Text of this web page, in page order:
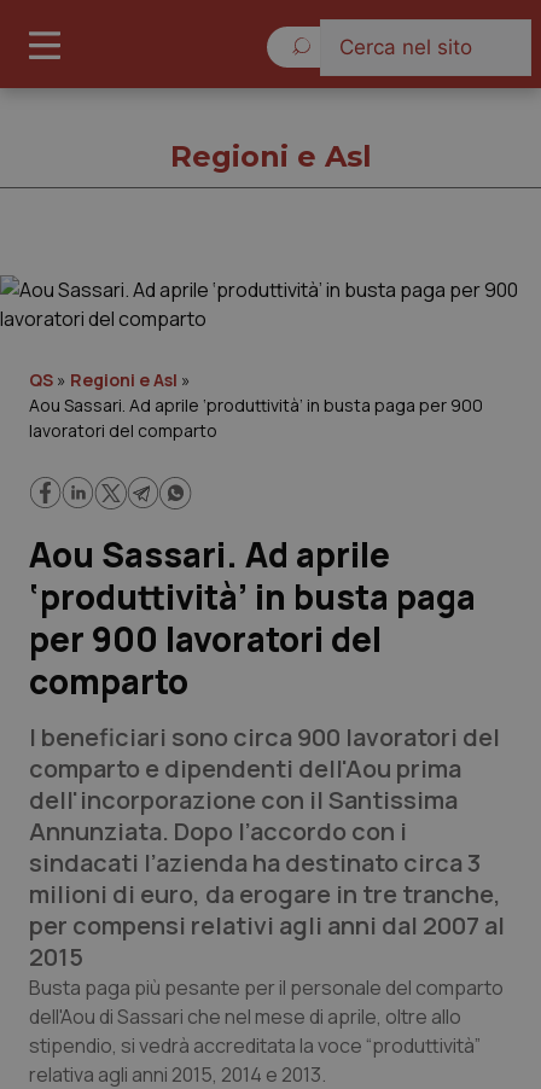
Governo e Parlamento
Regioni e Asl
Lavoro e Professioni
Scienza e Farmaci
Studi e Analisi
Lettere al direttore
Edizioni Regionali
QS Pro
Professionisti Sanitari.AI
Abruzzo
Basilicata
QS Pro Gold
Artrite & artrosi
QS Club Newsletter
Regioni e Asl
QS » Regioni e Asl »
Aou Sassari. Ad aprile ‘produttività’ in busta paga per 900
lavoratori del comparto
Aou Sassari. Ad aprile
‘produttività’ in busta paga
per 900 lavoratori del
comparto
I beneficiari sono circa 900 lavoratori del
comparto e dipendenti dell'Aou prima
dell'incorporazione con il Santissima
Annunziata. Dopo l’accordo con i
sindacati l’azienda ha destinato circa 3
milioni di euro, da erogare in tre tranche,
per compensi relativi agli anni dal 2007 al
2015
Busta paga più pesante per il personale del comparto
dell'Aou di Sassari che nel mese di aprile, oltre allo
stipendio, si vedrà accreditata la voce “produttività”
relativa agli anni 2015, 2014 e 2013.